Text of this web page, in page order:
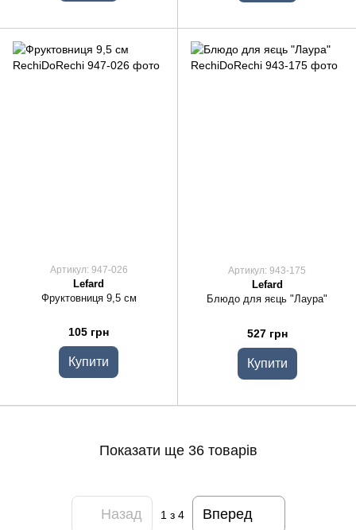
Артикул: 947-026
Lefard
Фруктовниця 9,5 см
105 грн
Купити
Артикул: 943-175
Lefard
Блюдо для яєць "Лаура"
527 грн
Купити
Показати ще 36 товарів
Назад 1 з 4 Вперед